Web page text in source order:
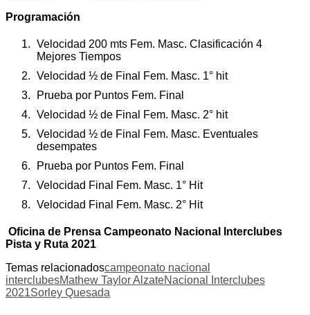
Programación
Velocidad 200 mts Fem. Masc. Clasificación 4
Mejores Tiempos
Velocidad ½ de Final Fem. Masc. 1° hit
Prueba por Puntos Fem. Final
Velocidad ½ de Final Fem. Masc. 2° hit
Velocidad ½ de Final Fem. Masc. Eventuales
desempates
Prueba por Puntos Fem. Final
Velocidad Final Fem. Masc. 1° Hit
Velocidad Final Fem. Masc. 2° Hit
Oficina de Prensa Campeonato Nacional Interclubes
Pista y Ruta 2021
Temas relacionadoscampeonato nacional
interclubesMathew Taylor AlzateNacional Interclubes
2021Sorley Quesada